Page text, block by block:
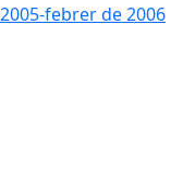
febrer de 2006